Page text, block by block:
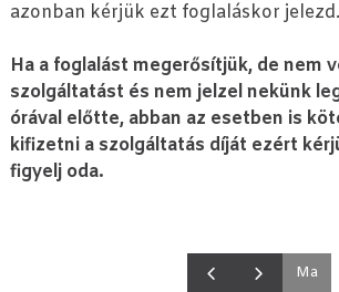
azonban kérjük ezt foglaláskor jelezd.
Ha a foglalást megerősítjük, de nem
szolgáltatást és nem jelzel nekünk
órával előtte, abban az esetben is
kifizetni a szolgáltatás díját ezért
figyelj oda.
Ma